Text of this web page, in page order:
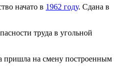
начато в 1962 году. Сдана в
труда в угольной
пришла на смену построенным